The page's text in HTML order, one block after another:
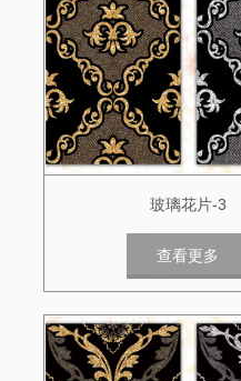
玻璃花片-3
查看更多